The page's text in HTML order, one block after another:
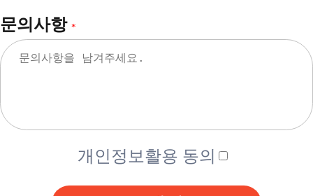
문의사항 *
개인정보활용 동의